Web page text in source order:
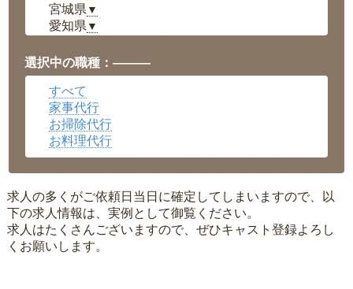
宮城県 ▼
愛知県 ▼
岡山県▼
広島県▼
沖縄県
選択中の職種：———
すべて
家事代行
お掃除代行
お料理代行
求人の多くがご依頼日当日に確定してしまいますので、以
下の求人情報は、実例として御覧ください。
求人はたくさんございますので、ぜひキャスト登録よろし
くお願いします。